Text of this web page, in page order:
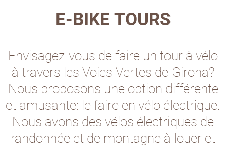
E-BIKE TOURS
Envisagez-vous de faire un tour à vélo
à travers les Voies Vertes de Girona?
Nous proposons une option différente
et amusante: le faire en vélo électrique.
Nous avons des vélos électriques de
randonnée et de montagne à louer et